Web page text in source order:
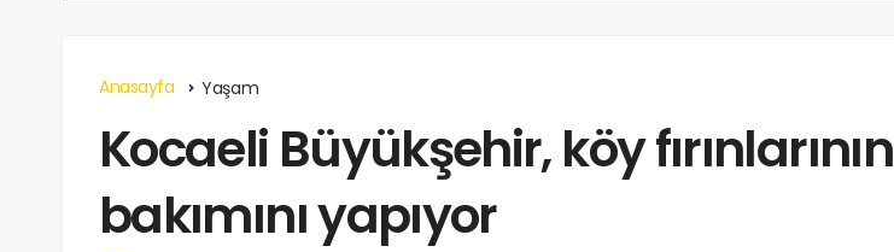
Anasayfa Yaşam
Kocaeli Büyükşehir, köy fırınlarının
bakımını yapıyor